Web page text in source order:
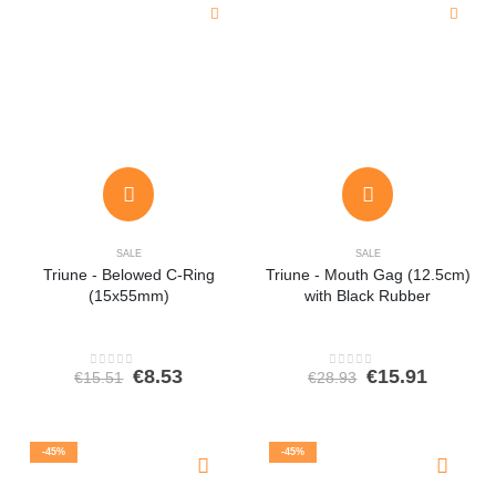
SALE
Triune - Belowed C-Ring
(15x55mm)
0out of 5
€15.51 Oorspronkelijke
€8.53Huidige
SALE
Triune - Mouth Gag (12.5cm)
with Black Rubber
0out of 5
€28.93 €15.91
-45% -45%